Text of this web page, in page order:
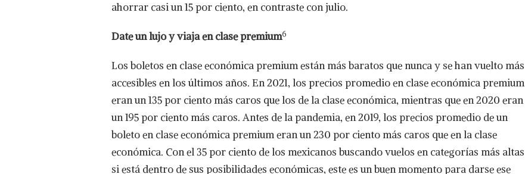
ahorrar casi un 15 por ciento, en contraste con julio.
Date un lujo y viaja en clase premium6
Los boletos en clase económica premium están más baratos que nunca y se han vuelto más
accesibles en los últimos años. En 2021, los precios promedio en clase económica premium
eran un 135 por ciento más caros que los de la clase económica, mientras que en 2020 eran
un 195 por ciento más caros. Antes de la pandemia, en 2019, los precios promedio de un
boleto en clase económica premium eran un 230 por ciento más caros que en la clase
económica. Con el 35 por ciento de los mexicanos buscando vuelos en categorías más altas
si está dentro de sus posibilidades económicas, este es un buen momento para darse ese